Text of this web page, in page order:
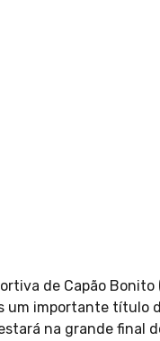
de Capão
um importante título
na grande final